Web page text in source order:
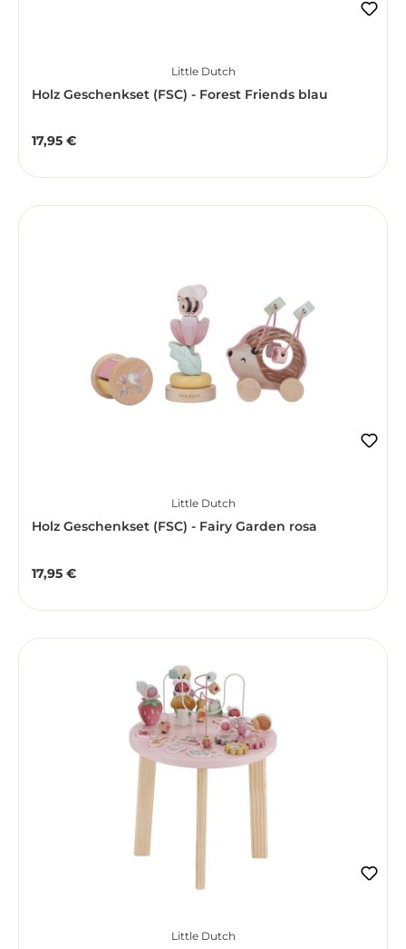
Little Dutch
Holz Geschenkset (FSC) - Forest Friends blau
Regulärer Preis:
17,95 €
Little Dutch
Holz Geschenkset (FSC) - Fairy Garden rosa
Regulärer Preis:
17,95 €
Little Dutch